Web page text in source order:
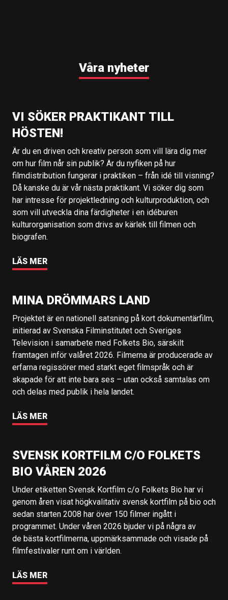
Våra nyheter
VI SÖKER PRAKTIKANT TILL
HÖSTEN!
Är du en driven och kreativ person som vill lära dig mer
om hur film når sin publik? Är du nyfiken på hur
filmdistribution fungerar i praktiken – från idé till visning?
Då kanske du är vår nästa praktikant. Vi söker dig som
har intresse för projektledning och kulturproduktion, och
som vill utveckla dina färdigheter i en idéburen
kulturorganisation som drivs av kärlek till filmen och
biografen.
LÄS MER
MINA DRÖMMARS LAND
Projektet är en nationell satsning på kort dokumentärfilm,
initierad av Svenska Filminstitutet och Sveriges
Television i samarbete med Folkets Bio, särskilt
framtagen inför valåret 2026. Filmerna är producerade av
erfarna regissörer med starkt eget filmspråk och är
skapade för att inte bara ses – utan också samtalas om
och delas med publik i hela landet.
LÄS MER
SVENSK KORTFILM C/O FOLKETS
BIO VÅREN 2026
Under etiketten Svensk Kortfilm c/o Folkets Bio har vi
genom åren visat högkvalitativ svensk kortfilm på bio och
sedan starten 2008 har över 150 filmer ingått i
programmet. Under våren 2026 bjuder vi på några av
de bästa kortfilmerna, uppmärksammade och visade på
filmfestivaler runt om i världen.
LÄS MER